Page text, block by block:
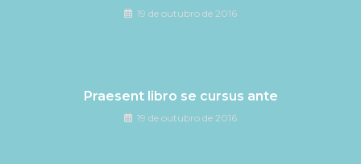
19 de outubro de 2016
Praesent libro se cursus ante
19 de outubro de 2016